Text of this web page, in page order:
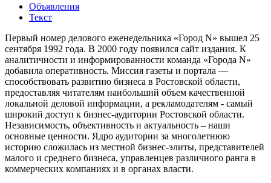
Объявления
Текст
Первый номер делового еженедельника «Город N» вышел 25
сентября 1992 года. В 2000 году появился сайт издания. К
аналитичности и информированности команда «Города N»
добавила оперативность. Миссия газеты и портала —
способствовать развитию бизнеса в Ростовской области,
предоставляя читателям наибольший объем качественной
локальной деловой информации, а рекламодателям - самый
широкий доступ к бизнес-аудитории Ростовской области.
Независимость, объективность и актуальность – наши
основные ценности. Ядро аудитории за многолетнюю
историю сложилась из местной бизнес-элиты, представителей
малого и среднего бизнеса, управленцев различного ранга в
коммерческих компаниях и в органах власти.